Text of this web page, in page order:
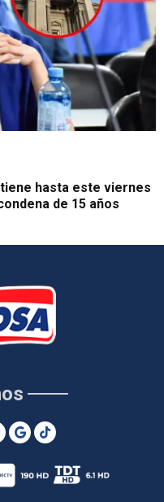
hasta este viernes
de 15 años